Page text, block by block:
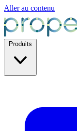
Aller au contenu